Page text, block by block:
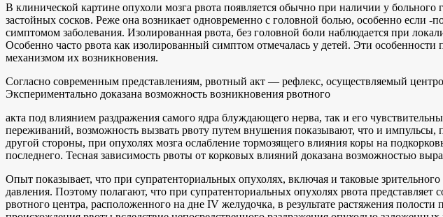
В клинической картине опухоли мозга рвота появляется обычно при наличии у
застойных сосков. Реже она возникает одновременно с головной болью, особенно если
симптомом заболевания. Изолированная рвота, без головной боли наблюдается при
Особенно часто рвота как изолированный симптом отмечалась у детей. Эти
механизмом их возникновения.
Согласно современным представлениям, рвотный акт — рефлекс, осуществляемый
Экспериментально доказана возможность возникновения рвотного
акта под влиянием раздражения самого ядра блуждающего нерва, так и его
переживаний, возможность вызвать рвоту путем внушения показывают, что и
другой стороны, при опухолях мозга ослабление тормозящего влияния коры на
последнего. Тесная зависимость рвоты от корковых влияний доказана возможностью
Опыт показывает, что при супратенториальных опухолях, включая и таковые
давления. Поэтому полагают, что при супратенториальных опухолях рвота
рвотного центра, расположенного на дне IV желудочка, в результате растяжения